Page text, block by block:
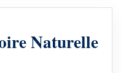
Naturelle